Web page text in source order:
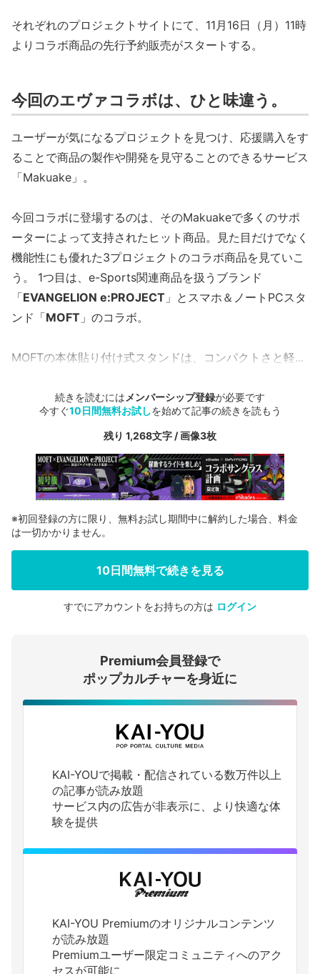
それぞれのプロジェクトサイトにて、11月16日（月）11時
よりコラボ商品の先行予約販売がスタートする。
今回のエヴァコラボは、ひと味違う。
ユーザーが気になるプロジェクトを見つけ、応援購入をす
ることで商品の製作や開発を見守ることのできるサービス
「Makuake」。
今回コラボに登場するのは、そのMakuakeで多くのサポ
ーターによって支持されたヒット商品。見た目だけでなく
機能性にも優れた3プロジェクトのコラボ商品を見ていこ
う。 1つ目は、e-Sports関連商品を扱うブランド
「EVANGELION e:PROJECT 」とスマホ＆ノートPCスタ
ンド「MOFT 」のコラボ。
MOFTの本体貼り付け式スタンドは、コンパクトさと軽...
続きを読むには メンバーシップ登録が必要です
今すぐ10日間無料お試しを始めて記事の続きを読もう
残り 1,268文字 / 画像3枚
会員登録する
ログインする
※初回登録の方に限り、無料お試し期間中に解約した場合、料金
は一切かかりません。
10日間無料で続きを見る
すでにアカウントをお持ちの方は ログイン
Premium会員登録で
ポップカルチャーを身近に
KAI-YOUで掲載・配信されている数万件以上
の記事が読み放題
サービス内の広告が非表示に、より快適な体
験を提供
KAI-YOU Premiumのオリジナルコンテンツ
が読み放題
Premiumユーザー限定コミュニティへのアク
セスが可能に